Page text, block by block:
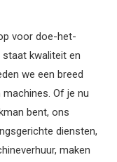
voor doe-het-
kwaliteit en
we een breed
Of je nu
bent, ons
diensten,
maken